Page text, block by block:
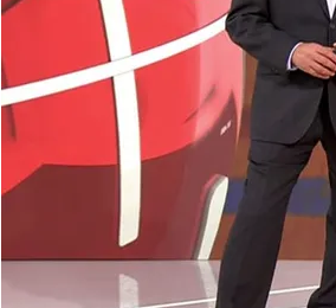
La ultraderecha pone
Brandeburgo
Compartir
Hezbolá responde a las
diez misiles contra base